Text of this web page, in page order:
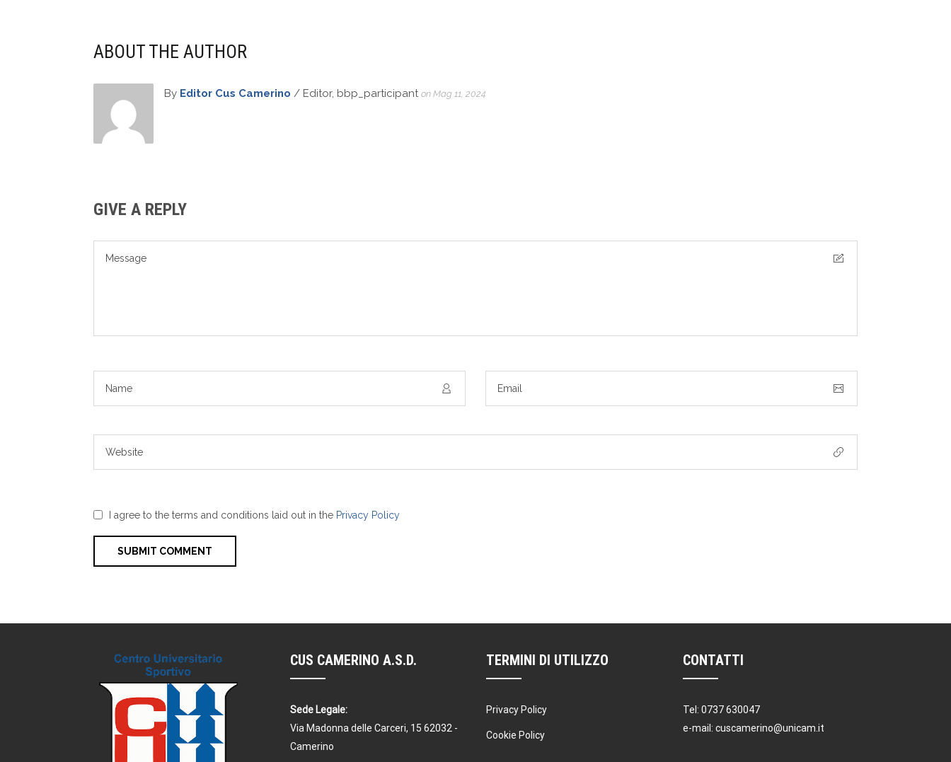
ABOUT THE AUTHOR
By Editor Cus Camerino / Editor, bbp_participant on Mag 11, 2024
GIVE A REPLY
I agree to the terms and conditions laid out in the Privacy Policy
CUS CAMERINO A.S.D.
Sede Legale:
Via Madonna delle Carceri, 15 62032 -
Camerino
TERMINI DI UTILIZZO
Privacy Policy
Cookie Policy
CONTATTI
Tel: 0737 630047
e-mail: cuscamerino@unicam.it